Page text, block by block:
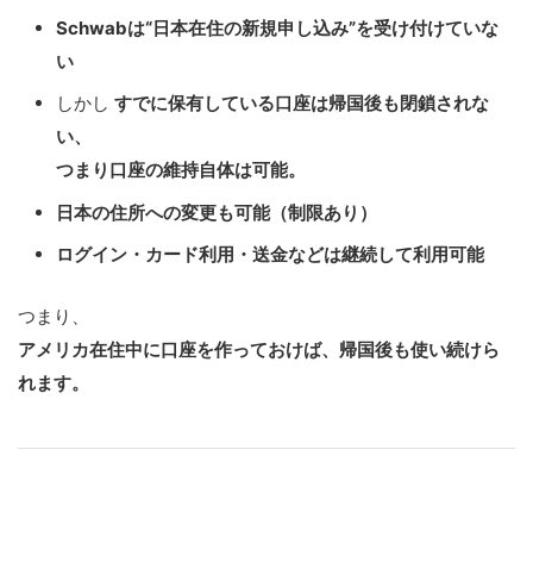
Schwabは“日本在住の新規申し込み”を受け付けていな
い
しかし すでに保有している口座は帰国後も閉鎖されな
い、
つまり口座の維持自体は可能。
日本の住所への変更も可能（制限あり）
ログイン・カード利用・送金などは継続して利用可能
つまり、
アメリカ在住中に口座を作っておけば、帰国後も使い続けら
れます。